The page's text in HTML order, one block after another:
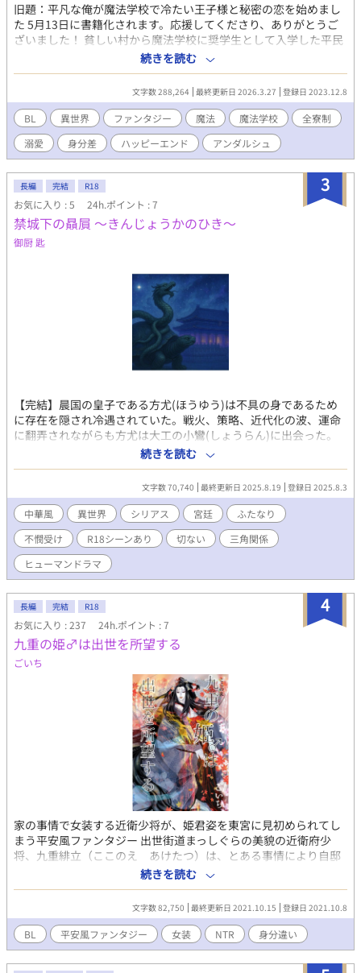
旧題：平凡な俺が魔法学校で冷たい王子様と秘密の恋を始めまし
た 5月13日に書籍化されます。応援してくださり、ありがとうご
ざいました！ 貧しい村から魔法学校に奨学生として入学した平民
出身の魔法使いであるユノは成績優秀であったので生徒会に入る
ことになった。しかし、生徒会のメンバーは貴族や王族の者ばか
りでみなユノに冷たかった。 とりわけ生徒会長も務める美しい王
族のエリートであるキリヤ・シュトレインに冷たくされたことに
ひどく傷付いたユノ。 だが冷たくされたその夜、学園の仮面舞踏
会で危険な目にあったユノを助けてくれて甘いひと時を過ごした
身分が高そうな男はどことなくキリヤ・シュトレインに似てい
た。 あの冷たい男がユノにこんなに甘く優しく口づけるなんてあ
りえない。 そしてその翌日学園で顔を合わせたキリヤは昨夜の優
しい男とはやはり似ても似つかないほど冷たかった。 仮面舞踏会
で出会った優しくも謎に包まれた男は冷たい王子であるキリヤだ
ったのか、それとも別の男なのか。 全寮制の魔法学園で平民出身
の平凡に見えるが努力家で健気なユノが、貧しい故郷のために努
続きを読む
文字数 288,264 最終更新日 2026.3.27 登録日 2023.12.8
BL 異世界 ファンタジー 魔法 魔法学校
全寮制
溺愛
身分差 ハッピーエンド アンダルシュ
3
長編 完結 R18
お気に入り : 5 24h.ポイント : 7
禁城下の贔屓 〜きんじょうかのひき〜
御厨 匙
【完結】晨国の皇子である方尤(ほうゆう)は不具の身であるため
に存在を隠され冷遇されていた。戦火、策略、近代化の波、運命
に翻弄されながらも方尤は大工の小鸞(しょうらん)に出会った。
身分違いの恋に方尤は心を揺らす。一方、皇帝にはある思惑があ
り……？
続きを読む
文字数 70,740 最終更新日 2025.8.19 登録日 2025.8.3
中華風 異世界 シリアス 宮廷
ふたなり
不憫受け
R18シーンあり 切ない
三角関係
ヒューマンドラマ
4
長編 完結 R18
お気に入り : 237 24h.ポイント : 7
九重の姫♂は出世を所望する
ごいち
家の事情で女装する近衛少将が、姫君姿を東宮に見初められてし
まう平安風ファンタジー 出世街道まっしぐらの美貌の近衛府少
将、九重緋立（ここのえ あけたつ）は、とある事情により自邸
では女性の姿で過ごしている。 それを『妹姫』だと勘違いした東
宮が屋敷に忍んできて……。 後半は中納言のその後のお話。 失踪
した近衛府少将を探して、元中納言、藤原玄馬は官職を辞して吉
野の地に来ていた。 消息を尋ねて訪れた屋敷で、玄馬は天女のよ
うに美しい荘園領主と出会い……。 身分違いの恋、NTR、ツンデ
レ要素アリです。
続きを読む
文字数 82,750 最終更新日 2021.10.15 登録日 2021.10.8
BL 平安風ファンタジー 女装 NTR 身分違い